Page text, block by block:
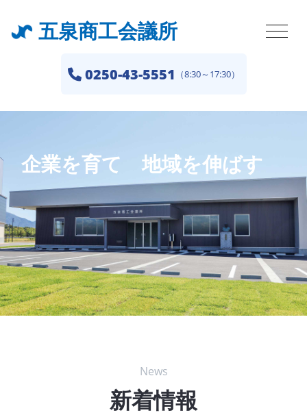
五泉商工会議所
0250-43-5551 （8:30～17:30）
企業を育て 地域を伸ばす
News
新着情報